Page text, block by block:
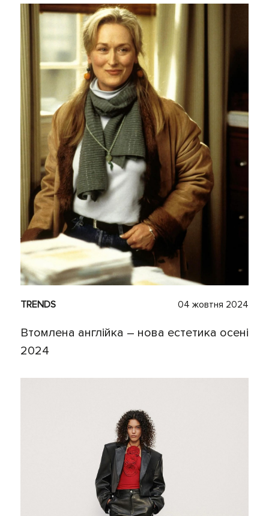
TRENDS 04 жовтня 2024
Втомлена англійка – нова естетика осені
2024